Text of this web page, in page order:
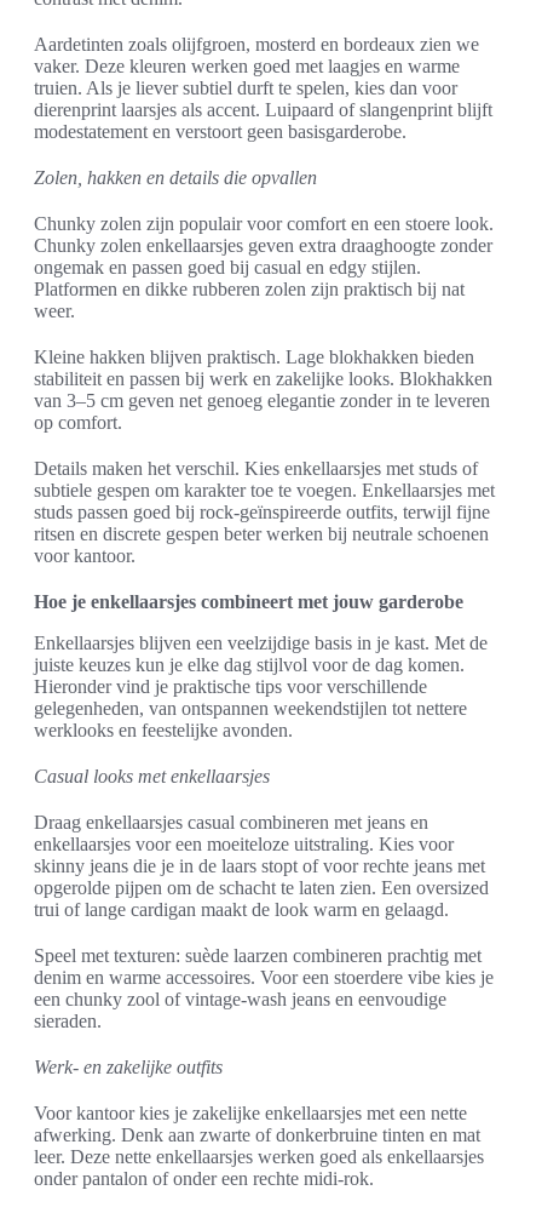
Aardetinten zoals olijfgroen, mosterd en bordeaux zien we
vaker. Deze kleuren werken goed met laagjes en warme
truien. Als je liever subtiel durft te spelen, kies dan voor
dierenprint laarsjes als accent. Luipaard of slangenprint blijft
modestatement en verstoort geen basisgarderobe.
Zolen, hakken en details die opvallen
Chunky zolen zijn populair voor comfort en een stoere look.
Chunky zolen enkellaarsjes geven extra draaghoogte zonder
ongemak en passen goed bij casual en edgy stijlen.
Platformen en dikke rubberen zolen zijn praktisch bij nat
weer.
Kleine hakken blijven praktisch. Lage blokhakken bieden
stabiliteit en passen bij werk en zakelijke looks. Blokhakken
van 3–5 cm geven net genoeg elegantie zonder in te leveren
op comfort.
Details maken het verschil. Kies enkellaarsjes met studs of
subtiele gespen om karakter toe te voegen. Enkellaarsjes met
studs passen goed bij rock-geïnspireerde outfits, terwijl fijne
ritsen en discrete gespen beter werken bij neutrale schoenen
voor kantoor.
Hoe je enkellaarsjes combineert met jouw garderobe
Enkellaarsjes blijven een veelzijdige basis in je kast. Met de
juiste keuzes kun je elke dag stijlvol voor de dag komen.
Hieronder vind je praktische tips voor verschillende
gelegenheden, van ontspannen weekendstijlen tot nettere
werklooks en feestelijke avonden.
Casual looks met enkellaarsjes
Draag enkellaarsjes casual combineren met jeans en
enkellaarsjes voor een moeiteloze uitstraling. Kies voor
skinny jeans die je in de laars stopt of voor rechte jeans met
opgerolde pijpen om de schacht te laten zien. Een oversized
trui of lange cardigan maakt de look warm en gelaagd.
Speel met texturen: suède laarzen combineren prachtig met
denim en warme accessoires. Voor een stoerdere vibe kies je
een chunky zool of vintage-wash jeans en eenvoudige
sieraden.
Werk- en zakelijke outfits
Voor kantoor kies je zakelijke enkellaarsjes met een nette
afwerking. Denk aan zwarte of donkerbruine tinten en mat
leer. Deze nette enkellaarsjes werken goed als enkellaarsjes
onder pantalon of onder een rechte midi-rok.